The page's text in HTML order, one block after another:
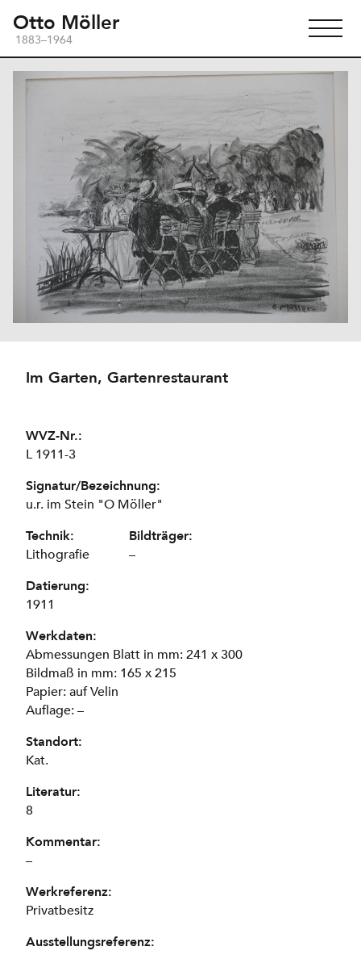
Otto Möller
1883–1964
Im Garten, Gartenrestaurant
WVZ-Nr.:
L 1911-3
Signatur/Bezeichnung:
u.r. im Stein "O Möller"
Technik:
Lithografie
Bildträger:
–
Datierung:
1911
Werkdaten:
Abmessungen Blatt in mm: 241 x 300
Bildmaß in mm: 165 x 215
Papier: auf Velin
Auflage: –
Standort:
Kat.
Literatur:
8
Kommentar:
–
Werkreferenz:
Privatbesitz
Ausstellungsreferenz: